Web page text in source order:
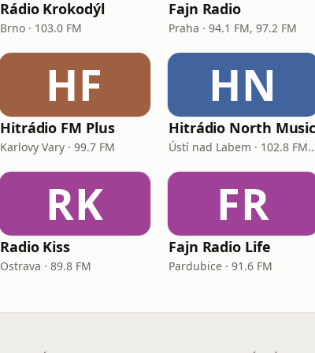
Rádio Krokodýl
Brno · 103.0 FM
Fajn Radio
Praha · 94.1 FM, 97.2 FM
HF
Hitrádio FM Plus
Karlovy Vary · 99.7 FM
HN
Hitrádio North Music
Ústí nad Labem · 102.8 FM, 106.2 FM
RK
Radio Kiss
Ostrava · 89.8 FM
FR
Fajn Radio Life
Pardubice · 91.6 FM